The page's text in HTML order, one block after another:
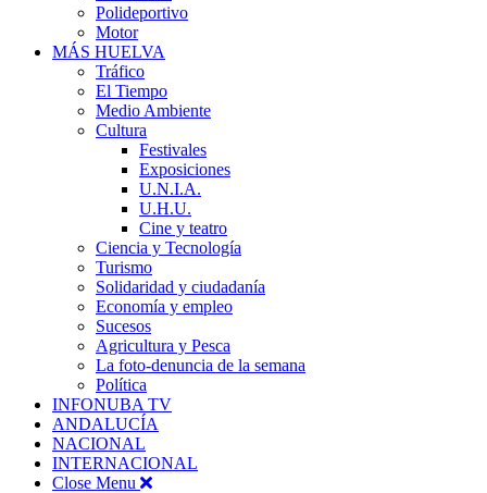
Polideportivo
Motor
MÁS HUELVA
Tráfico
El Tiempo
Medio Ambiente
Cultura
Festivales
Exposiciones
U.N.I.A.
U.H.U.
Cine y teatro
Ciencia y Tecnología
Turismo
Solidaridad y ciudadanía
Economía y empleo
Sucesos
Agricultura y Pesca
La foto-denuncia de la semana
Política
INFONUBA TV
ANDALUCÍA
NACIONAL
INTERNACIONAL
Close Menu